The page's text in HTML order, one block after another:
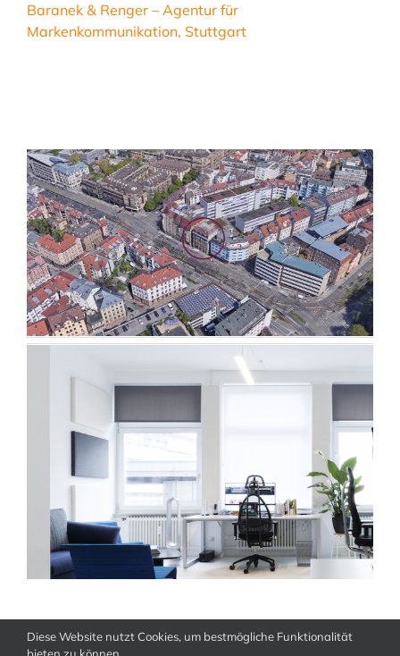
Baranek & Renger – Agentur für
Markenkommunikation, Stuttgart
Diese Website nutzt Cookies, um bestmögliche Funktionalität